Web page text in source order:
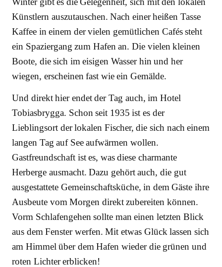
Künstlern auszutauschen. Nach einer heißen Tasse
Kaffee in einem der vielen gemütlichen Cafés steht
ein Spaziergang zum Hafen an. Die vielen kleinen
Boote, die sich im eisigen Wasser hin und her
wiegen, erscheinen fast wie ein Gemälde.
Und direkt hier endet der Tag auch, im Hotel
Tobiasbrygga. Schon seit 1935 ist es der
Lieblingsort der lokalen Fischer, die sich nach einem
langen Tag auf See aufwärmen wollen.
Gastfreundschaft ist es, was diese charmante
Herberge ausmacht. Dazu gehört auch, die gut
ausgestattete Gemeinschaftsküche, in dem Gäste ihre
Ausbeute vom Morgen direkt zubereiten können.
Vorm Schlafengehen sollte man einen letzten Blick
aus dem Fenster werfen. Mit etwas Glück lassen sich
am Himmel über dem Hafen wieder die grünen und
roten Lichter erblicken!